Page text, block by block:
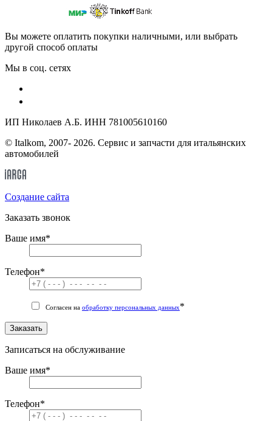
Вы можете оплатить покупки наличными, или выбрать
другой способ оплаты
Мы в соц. сетях
ИП Николаев А.Б. ИНН 781005610160
© Italkom, 2007- 2026. Сервис и запчасти для итальянских
автомобилей
Cоздание сайта
Заказать звонок
Ваше имя*
Телефон*
Согласен на обработку персональных данных*
Заказать
Записаться на обслуживание
Ваше имя*
Телефон*